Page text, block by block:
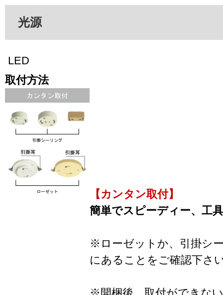
光源
LED
取付方法
【カンタン取付】
簡単でスピーディー、工
※ローゼットか、引掛シ
にあることをご確認下さ